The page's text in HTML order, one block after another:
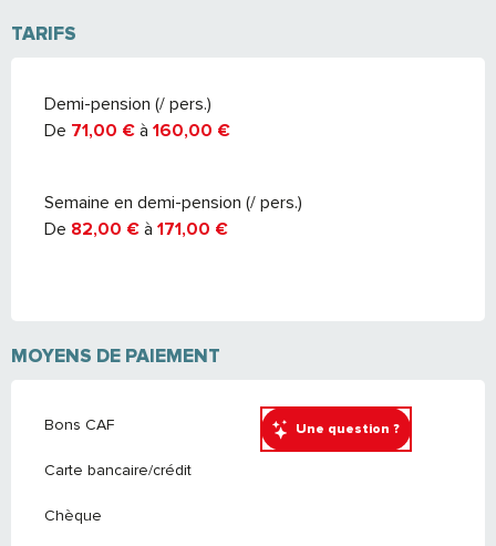
Une question ?
TARIFS
TARIFS 2026
Demi-pension (/ pers.)
De 71,00 € à 160,00 €
Semaine en demi-pension (/ pers.)
De 82,00 € à 171,00 €
MOYENS DE PAIEMENT
Bons CAF
Carte bancaire/crédit
Chèque